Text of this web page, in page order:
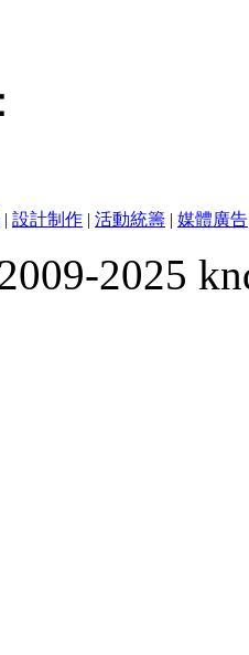
| 設計制作 | 活動統籌 | 媒體廣告
2025